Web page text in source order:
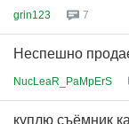
grin123 7
Неспешно
NucLeaR_PaMpErS
куплю съёмник